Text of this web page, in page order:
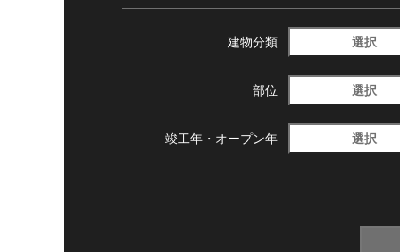
建物分類 選択
部位 選択
竣工年・ オープン年 選択